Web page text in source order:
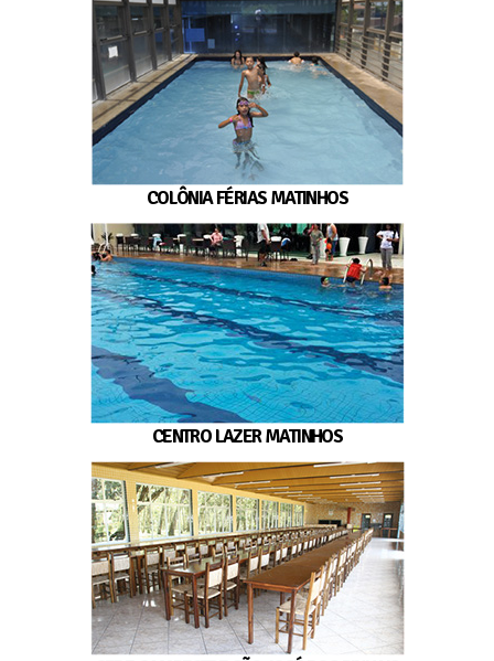
COLÔNIA FÉRIAS MATINHOS
CENTRO LAZER MATINHOS